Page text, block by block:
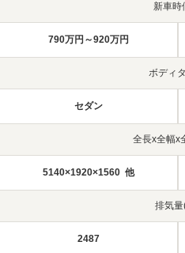
新車時
790万円～920万円
ボディ
セダン
全長x全幅x
5140×1920×1560 他
排気
2487